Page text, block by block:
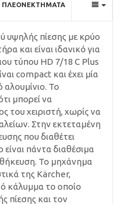
ΠΛΕΟΝΕΚΤΉΜΑΤΑ
υψηλής πίεσης με κρύο
και είναι ιδανικό για
τύπου HD 7/18 C Plus
compact και έχει μία
Το
μπορεί να
του χειριστή, χωρίς να
Στην εκτεταμένη
που διαθέτει
πάντα διαθέσιμα
Το μηχάνημα
της Kärcher,
κάλυμμα το οποίο
πίεσης και τον